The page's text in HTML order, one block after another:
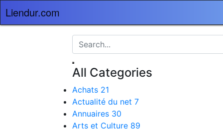
Liendur.com
All Categories
Achats 21
Actualité du net 7
Annuaires 30
Arts et Culture 89